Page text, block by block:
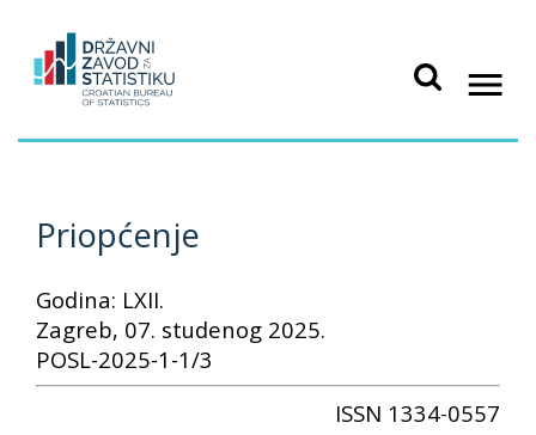
Priopćenje
Godina: LXII.
Zagreb, 07. studenog 2025.
POSL-2025-1-1/3
ISSN 1334-0557